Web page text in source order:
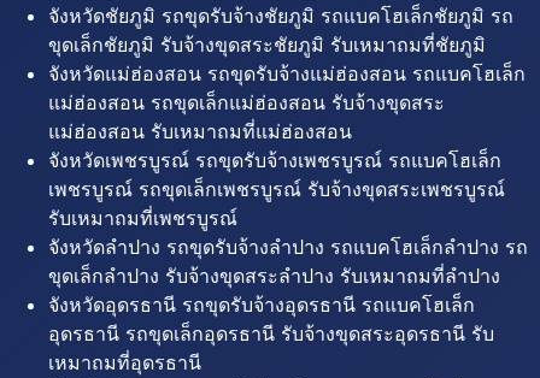
จังหวัดชัยภูมิ รถขุดรับจ้างชัยภูมิ รถแบคโฮเล็กชัยภูมิ รถ
ขุดเล็กชัยภูมิ รับจ้างขุดสระชัยภูมิ รับเหมาถมที่ชัยภูมิ
จังหวัดแม่ฮ่องสอน รถขุดรับจ้างแม่ฮ่องสอน รถแบคโฮเล็ก
แม่ฮ่องสอน รถขุดเล็กแม่ฮ่องสอน รับจ้างขุดสระ
แม่ฮ่องสอน รับเหมาถมที่แม่ฮ่องสอน
จังหวัดเพชรบูรณ์ รถขุดรับจ้างเพชรบูรณ์ รถแบคโฮเล็ก
เพชรบูรณ์ รถขุดเล็กเพชรบูรณ์ รับจ้างขุดสระเพชรบูรณ์
รับเหมาถมที่เพชรบูรณ์
จังหวัดลำปาง รถขุดรับจ้างลำปาง รถแบคโฮเล็กลำปาง รถ
ขุดเล็กลำปาง รับจ้างขุดสระลำปาง รับเหมาถมที่ลำปาง
จังหวัดอุดรธานี รถขุดรับจ้างอุดรธานี รถแบคโฮเล็ก
อุดรธานี รถขุดเล็กอุดรธานี รับจ้างขุดสระอุดรธานี รับ
เหมาถมที่อุดรธานี